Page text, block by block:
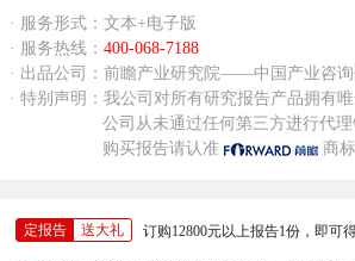
· 服务形式：文本+电子版
· 服务热线： 400-068-7188
· 出品公司：前瞻产业研究院——中国产业咨
· 特别声明：我公司对所有研究报告产品拥有
公司从未通过任何第三方进行代理
购买报告请认准
商标
定报告 送大礼 订购12800元以上报告1份，即可